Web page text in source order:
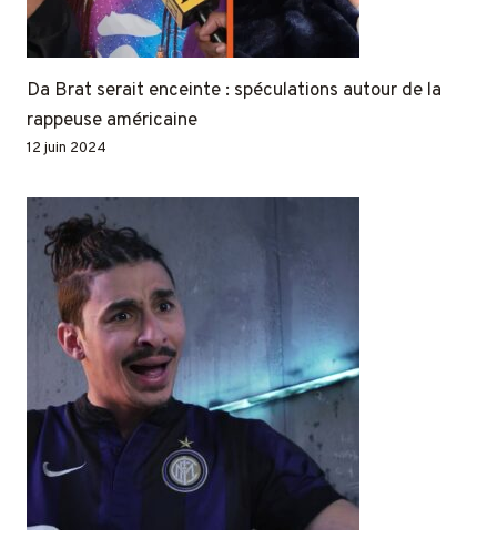
Da Brat serait enceinte : spéculations autour de la
rappeuse américaine
12 juin 2024